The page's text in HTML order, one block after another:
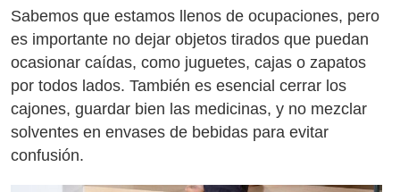
Sabemos que estamos llenos de ocupaciones, pero
es importante no dejar objetos tirados que puedan
ocasionar caídas, como juguetes, cajas o zapatos
por todos lados. También es esencial cerrar los
cajones, guardar bien las medicinas, y no mezclar
solventes en envases de bebidas para evitar
confusión.